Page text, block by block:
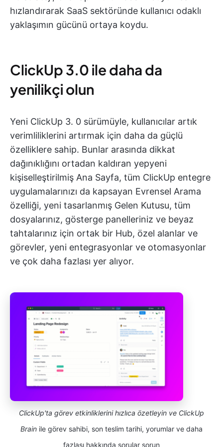
hızlandırarak SaaS sektöründe kullanıcı odaklı
yaklaşımın gücünü ortaya koydu.
ClickUp 3.0 ile daha da
yenilikçi olun
Yeni ClickUp 3. 0 sürümüyle, kullanıcılar artık
verimliliklerini artırmak için daha da güçlü
özelliklere sahip. Bunlar arasında dikkat
dağınıklığını ortadan kaldıran yepyeni
kişiselleştirilmiş Ana Sayfa, tüm ClickUp entegre
uygulamalarınızı da kapsayan Evrensel Arama
özelliği, yeni tasarlanmış Gelen Kutusu, tüm
dosyalarınız, gösterge panelleriniz ve beyaz
tahtalarınız için ortak bir Hub, özel alanlar ve
görevler, yeni entegrasyonlar ve otomasyonlar
ve çok daha fazlası yer alıyor.
ClickUp'ta görev etkinliklerini hızlıca özetleyin ve ClickUp
Brain ile görev sahibi, son teslim tarihi, yorumlar ve daha
fazlası hakkında sorular sorun